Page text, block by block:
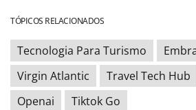
TÓPICOS RELACIONADOS
Tecnologia Para Turismo
Virgin Atlantic
Travel Tech Hub
Openai
Tiktok Go